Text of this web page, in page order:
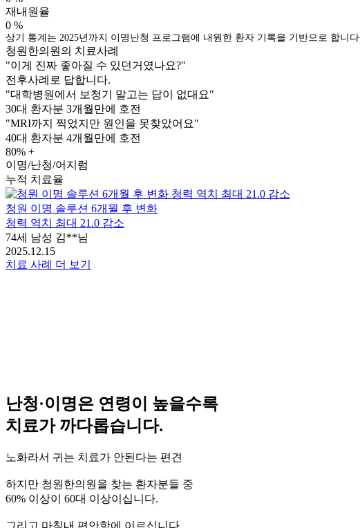
재내원율
0 %
상기 통계는 2025년까지 이명난청 프로그램에 내원한 환자 기록을 기반으로 합니다.
청원한의원의 치료사례
"이게 진짜 좋아질 수 있던거였나요?"
전후사례로 답합니다.
"대학병원에서 보청기 말고는 답이 없대요"
30대 환자분 3개월만에 호전
"MRI까지 찍었지만 원인을 못찾았어요"
40대 환자분 4개월만에 호전
80% +
이명/난청/어지럼
누적 치료율
청원 이명 솔루션 6개월 후 변화
청력 역치 최대 21.0 감소
74세 남성 김**님
2025.12.15
치료 사례 더 보기
난청·이명은 연령이 높을수록
치료가 까다롭습니다.
노화라서 귀는 치료가 안된다는 편견
하지만 청원한의원을 찾는 환자분들 중
60% 이상이 60대 이상이십니다.
그리고 마침내 편안함에 이르십니다.